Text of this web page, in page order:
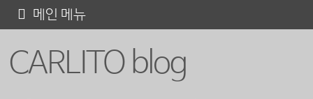
CARLITO blog
메인 메뉴
텐